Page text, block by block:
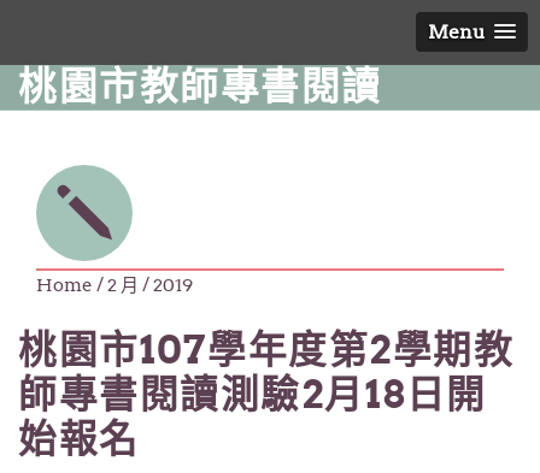
Menu
桃園市教師專書閱讀
Home / 2 月 / 2019
桃園市107學年度第2學期教
師專書閱讀測驗2月18日開
始報名